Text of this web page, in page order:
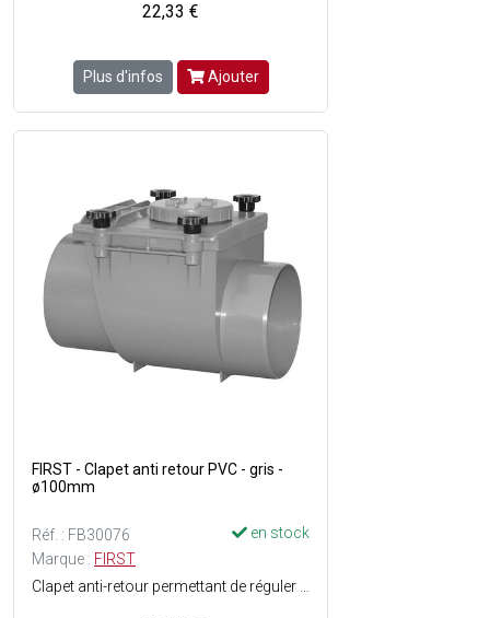
22,33 €
Plus d'infos Ajouter
FIRST - Clapet anti retour PVC - gris -
ø100mm
Réf. : FB30076
en stock
Marque : FIRST